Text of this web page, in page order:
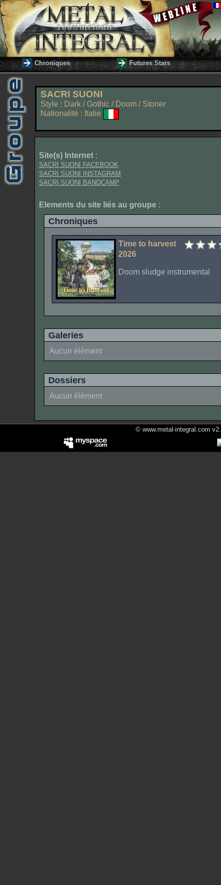
Chroniques Futures Stars
SACRI SUONI
Style : Dark / Gothic / Doom / Stoner
Nationalité : Italie
Site(s) Internet :
SACRI SUONI FACEBOOK
SACRI SUONI INSTAGRAM
SACRI SUONI BANDCAMP
Elements du site liés au groupe :
Chroniques
Time to harvest
2026
Doom sludge instrumental
Galeries
Aucun élément
Dossiers
Aucun élément
© www.metal-integral.com